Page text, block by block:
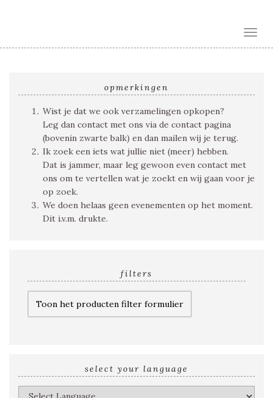
opmerkingen
Wist je dat we ook verzamelingen opkopen?
Leg dan contact met ons via de contact pagina
(bovenin zwarte balk) en dan mailen wij je terug.
Ik zoek een iets wat jullie niet (meer) hebben.
Dat is jammer, maar leg gewoon even contact met
ons om te vertellen wat je zoekt en wij gaan voor je
op zoek.
We doen helaas geen evenementen op het moment.
Dit i.v.m. drukte.
filters
Toon het producten filter formulier
select your language